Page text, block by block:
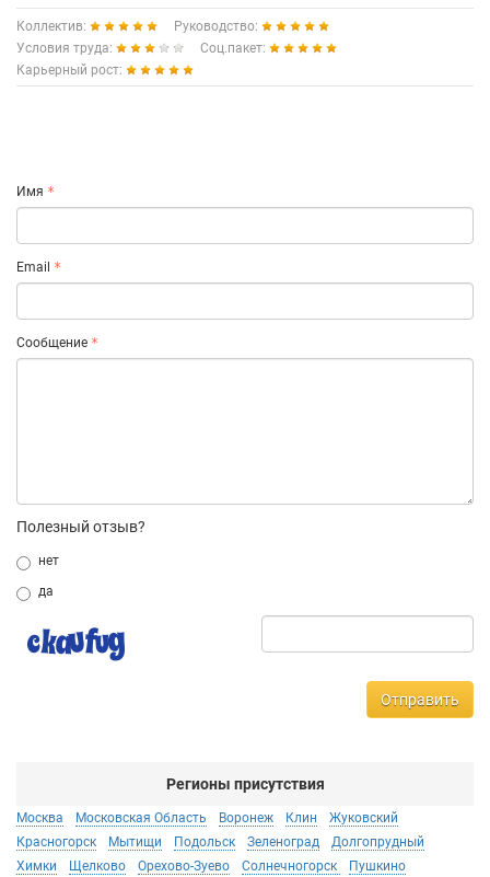
Коллектив:
Руководство:
Условия труда:
Соц.пакет:
Карьерный рост:
Имя
Email
Сообщение
Полезный отзыв?
нет
да
Отправить
Регионы присутствия
Москва Московская Область Воронеж Клин
Жуковский
Красногорск
Мытищи Подольск Зеленоград
Долгопрудный
Химки
Щелково Орехово-Зуево Солнечногорск
Пушкино